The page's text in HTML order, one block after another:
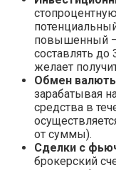
повышенный –
составлять до
желает
Обмен
зарабатывая
средства в
от суммы).
Сделки с
брокерский